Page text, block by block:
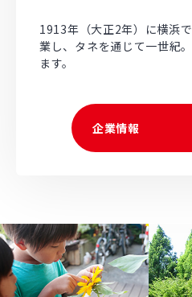
1913年（大正2年）に横浜
業し、タネを通じて一世紀
ます。
企業情報